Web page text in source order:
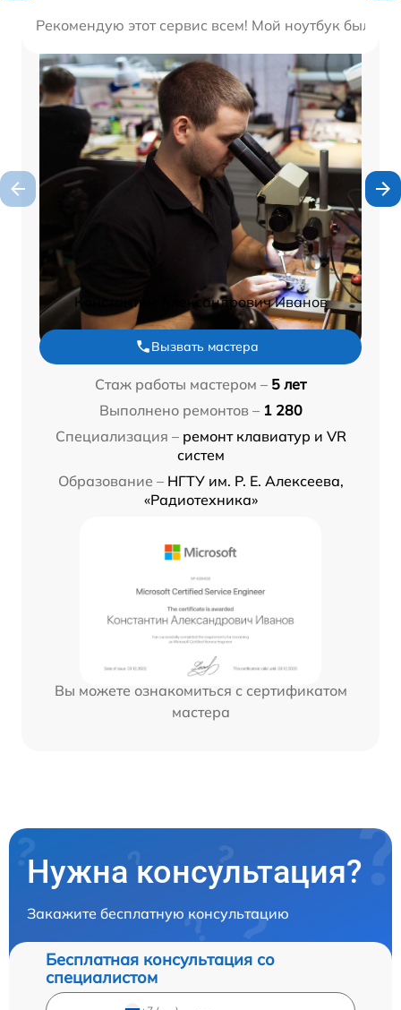
Рекомендую этот сервис всем! Мой ноутбук был
Константин Александрович Иванов
Вызвать мастера
Стаж работы мастером – 5 лет
Выполнено ремонтов – 1 280
Специализация – ремонт клавиатур и VR
систем
Образование – НГТУ им. Р. Е. Алексеева,
«Радиотехника»
Вы можете ознакомиться с сертификатом
мастера
Нужна консультация?
Закажите бесплатную консультацию
Бесплатная консультация со
специалистом